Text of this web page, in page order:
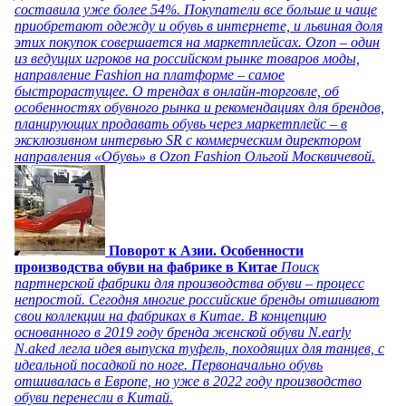
составила уже более 54%. Покупатели все больше и чаще
приобретают одежду и обувь в интернете, и львиная доля
этих покупок совершается на маркетплейсах. Ozon – один
из ведущих игроков на российском рынке товаров моды,
направление Fashion на платформе – самое
быстрорастущее. О трендах в онлайн-торговле, об
особенностях обувного рынка и рекомендациях для брендов,
планирующих продавать обувь через маркетплейс – в
эксклюзивном интервью SR с коммерческим директором
направления «Обувь» в Ozon Fashion Ольгой Москвичевой.
Поворот к Азии. Особенности
производства обуви на фабрике в Китае Поиск
партнерской фабрики для производства обуви – процесс
непростой. Сегодня многие российские бренды отшивают
свои коллекции на фабриках в Китае. В концепцию
основанного в 2019 году бренда женской обуви N.early
N.aked легла идея выпуска туфель, походящих для танцев, с
идеальной посадкой по ноге. Первоначально обувь
отшивалась в Европе, но уже в 2022 году производство
обуви перенесли в Китай.